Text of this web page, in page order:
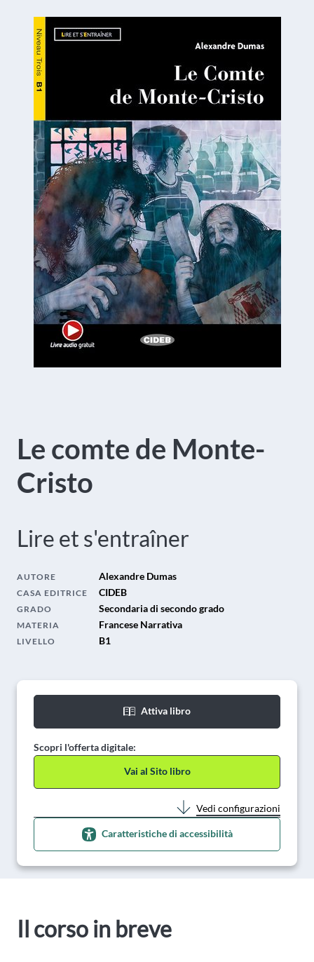
Le comte de Monte-
Cristo
Lire et s'entraîner
AUTORE Alexandre Dumas
CASA EDITRICE CIDEB
GRADO Secondaria di secondo grado
MATERIA Francese Narrativa
LIVELLO B1
Attiva libro
Scopri l'offerta digitale:
Vai al Sito libro
Vedi configurazioni
Caratteristiche di accessibilità
Il corso in breve